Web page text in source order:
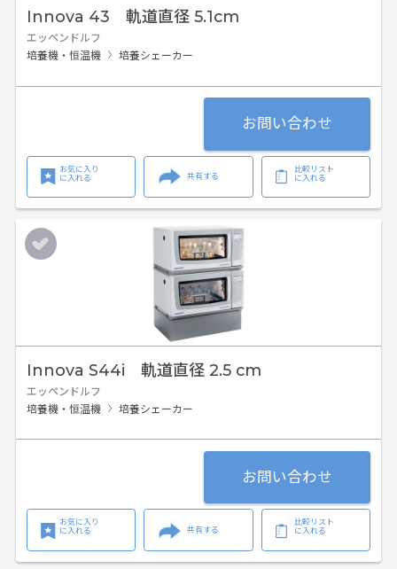
Innova 43 軌道直径 5.1cm
エッペンドルフ
培養機・恒温機
培養シェーカー
お問い合わせ
お気に入り
に入れる
共有する
比較リスト
に入れる
Innova S44i 軌道直径 2.5 cm
エッペンドルフ
培養機・恒温機
培養シェーカー
お問い合わせ
お気に入り
に入れる
共有する
比較リスト
に入れる